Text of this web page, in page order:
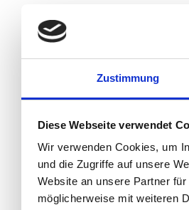
Zustimmung
Diese Webseite verwendet
Wir verwenden Cookies, um
und die Zugriffe auf unsere
Website an unsere Partner
möglicherweise mit weiteren